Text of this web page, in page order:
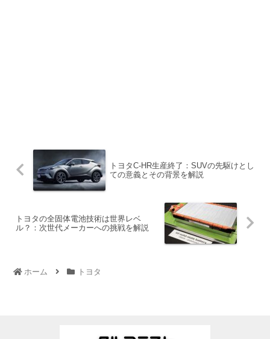
トヨタC-HR生産終了：SUVの先駆けとし
ての意義とその背景を解説
トヨタの全固体電池技術は世界レベ
ル？：次世代メーカーへの挑戦を解説
ホーム トヨタ